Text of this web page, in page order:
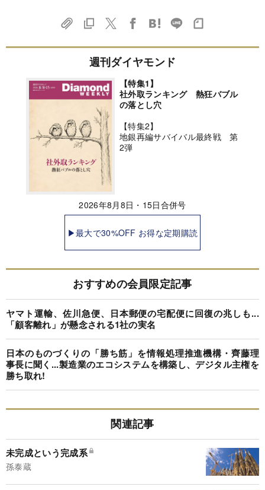
週刊ダイヤモンド
【特集1】
社外取ランキング 熱狂バブル
の落とし穴
【特集2】
地銀再編サバイバル最終戦 第
2弾
2026年8月8日・15日合併号
▶最大で30%OFF お得な定期購読
おすすめの会員限定記事
ヤマト運輸、佐川急便、日本郵便の宅配便に回復の兆しも...
「顧客離れ」が懸念される1社の実名
日本のものづくりの「勝ち筋」を情報処理推進機構・齊藤理
事長に聞く...製造業のエコシステムを構築し、デジタル主権を
勝ち取れ!
関連記事
未完成という完成系
孫泰蔵